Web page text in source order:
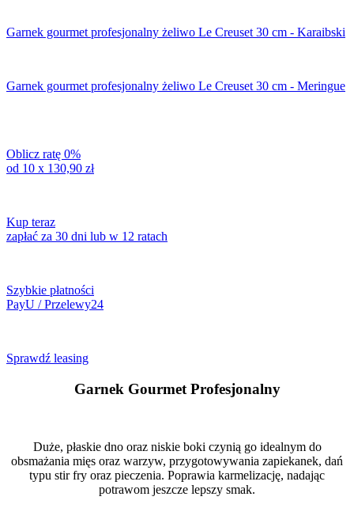
Garnek gourmet profesjonalny żeliwo Le Creuset 30 cm - Karaibski
Garnek gourmet profesjonalny żeliwo Le Creuset 30 cm - Meringue
Oblicz ratę 0%
od 10 x 130,90 zł
Kup teraz
zapłać za 30 dni lub w 12 ratach
Szybkie płatności
PayU / Przelewy24
Sprawdź leasing
Garnek Gourmet Profesjonalny
Duże, płaskie dno oraz niskie boki czynią go idealnym do
obsmażania mięs oraz warzyw, przygotowywania zapiekanek, dań
typu stir fry oraz pieczenia. Poprawia karmelizację, nadając
potrawom jeszcze lepszy smak.